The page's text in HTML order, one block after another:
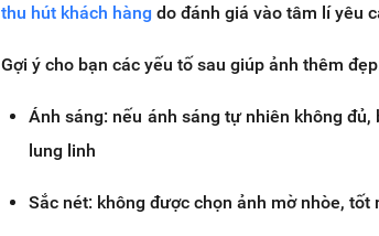
thu hút khách hàng do đánh giá vào tâm lí yêu
Gợi ý cho bạn các yếu tố sau giúp ảnh thêm
Ánh sáng: nếu ánh sáng tự nhiên không
lung linh
Sắc nét: không được chọn ảnh mờ nhòe,